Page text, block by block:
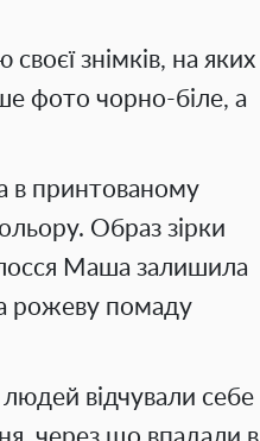
знімків, на яких
фото чорно-біле, а
в принтованому
Образ зірки
Маша залишила
рожеву помаду
відчували себе